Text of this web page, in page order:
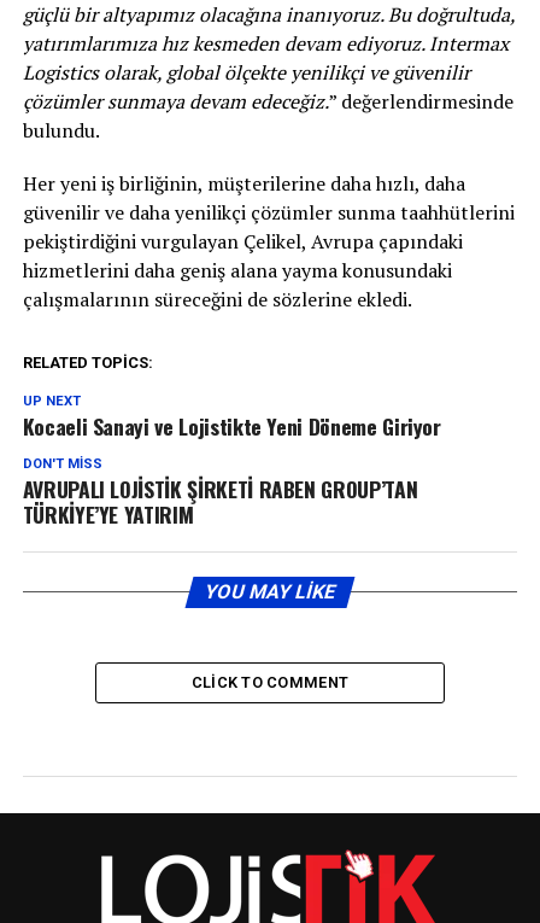
güçlü bir altyapımız olacağına inanıyoruz. Bu doğrultuda,
yatırımlarımıza hız kesmeden devam ediyoruz. Intermax
Logistics olarak, global ölçekte yenilikçi ve güvenilir
çözümler sunmaya devam edeceğiz.” değerlendirmesinde
bulundu.
Her yeni iş birliğinin, müşterilerine daha hızlı, daha
güvenilir ve daha yenilikçi çözümler sunma taahhütlerini
pekiştirdiğini vurgulayan Çelikel, Avrupa çapındaki
hizmetlerini daha geniş alana yayma konusundaki
çalışmalarının süreceğini de sözlerine ekledi.
RELATED TOPICS:
UP NEXT
Kocaeli Sanayi ve Lojistikte Yeni Döneme Giriyor
DON'T MISS
AVRUPALI LOJİSTİK ŞİRKETİ RABEN GROUP’TAN
TÜRKİYE’YE YATIRIM
YOU MAY LIKE
CLICK TO COMMENT